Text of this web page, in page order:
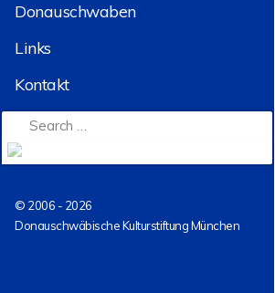
Donauschwaben
Links
Kontakt
© 2006 - 2026
Donauschwäbische Kulturstiftung München